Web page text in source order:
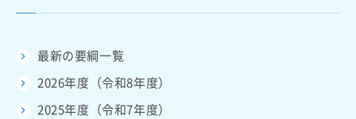
最新の要綱一覧
2026年度（令和8年度）
2025年度（令和7年度）